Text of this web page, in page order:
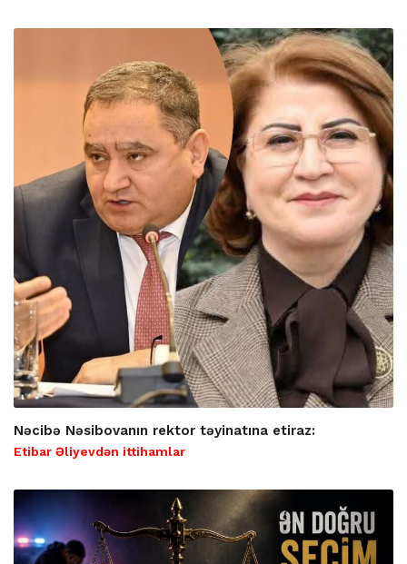
Nəcibə Nəsibovanın rektor təyinatına etiraz:
Etibar Əliyevdən ittihamlar